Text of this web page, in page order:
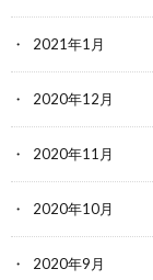
2021年1月
2020年12月
2020年11月
2020年10月
2020年9月